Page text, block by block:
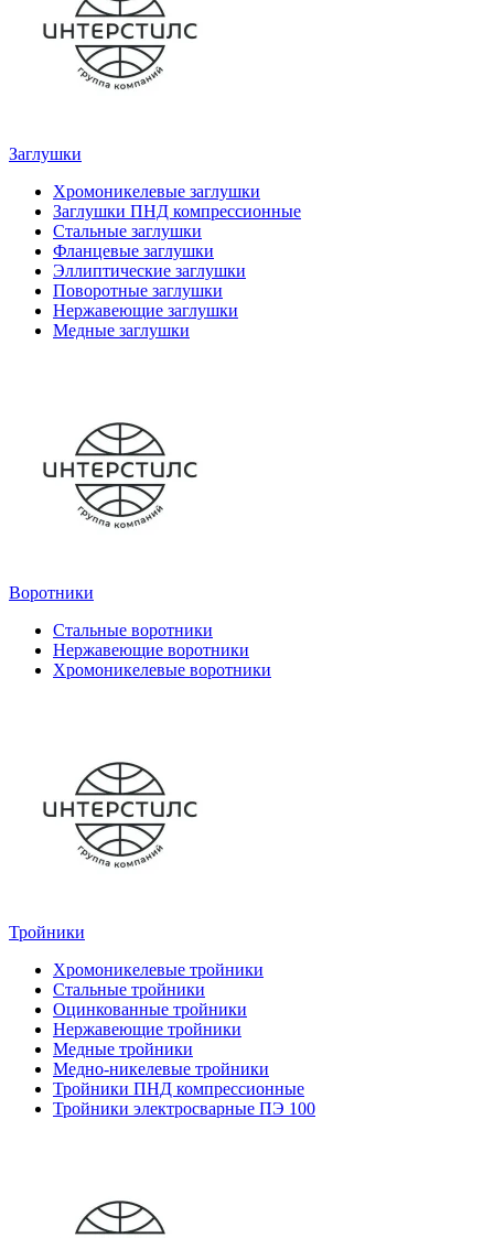
Заглушки
Хромоникелевые заглушки
Заглушки ПНД компрессионные
Стальные заглушки
Фланцевые заглушки
Эллиптические заглушки
Поворотные заглушки
Нержавеющие заглушки
Медные заглушки
Воротники
Стальные воротники
Нержавеющие воротники
Хромоникелевые воротники
Тройники
Хромоникелевые тройники
Стальные тройники
Оцинкованные тройники
Нержавеющие тройники
Медные тройники
Медно-никелевые тройники
Тройники ПНД компрессионные
Тройники электросварные ПЭ 100